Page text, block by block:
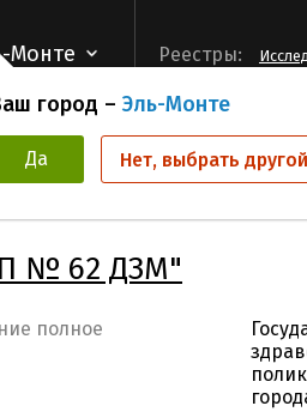
Монте
город – Эль-Монте
Да Нет, выбрать
Реестры:
учреждений ГБУЗ "ГП
№ 62 ДЗМ"
полное